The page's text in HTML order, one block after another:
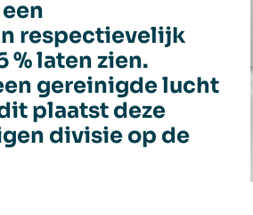
respectievelijk
% laten zien.
gereinigde lucht
plaatst deze
divisie op de